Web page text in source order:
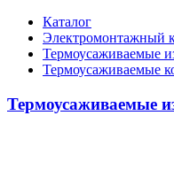
Каталог
Электромонтажный
Термоусаживаемые
Термоусаживаемые
Термоусаживаемые